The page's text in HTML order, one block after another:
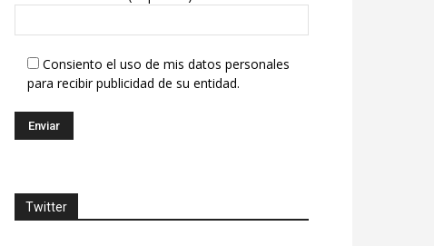
Consiento el uso de mis datos personales
para recibir publicidad de su entidad.
Twitter